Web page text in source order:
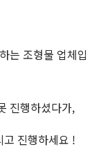
는 조형물 업체입
진행하셨다가,
진행하세요 !